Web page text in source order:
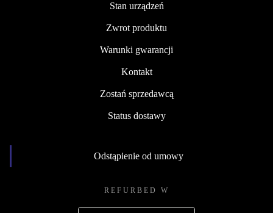
Stan urządzeń
Zwrot produktu
Warunki gwarancji
Kontakt
Zostań sprzedawcą
Status dostawy
Odstąpienie od umowy
REFURBED W